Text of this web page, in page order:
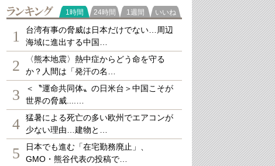
ランキング
1時間 24時間 1週間 いいね
1
台湾有事の脅威は日本だけでない…周辺
海域に進出する中国…
2
〈熊本地震〉熱中症からどう命を守る
か？人間は「発汗の名…
3
＜〝運命共同体〟の日米台＞中国こそが
世界の脅威....…
4
猛暑による死亡の多い欧州でエアコンが
少ない理由…建物と…
5
日本でも進む「在宅勤務廃止」、
GMO・熊谷代表の投稿で…